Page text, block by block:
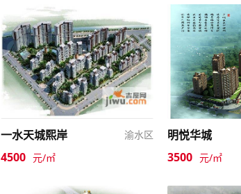
一水天城熙岸 渝水区
4500 元/㎡
明悦华城
3500 元/㎡